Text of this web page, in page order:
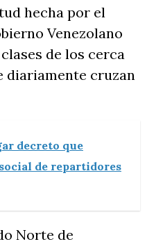
hecha por el
Venezolano
de los cerca
diariamente cruzan
decreto que
de repartidores
Norte de